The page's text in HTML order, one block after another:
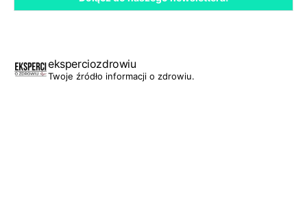
eksperciozdrowiu
Twoje źródło informacji o zdrowiu.